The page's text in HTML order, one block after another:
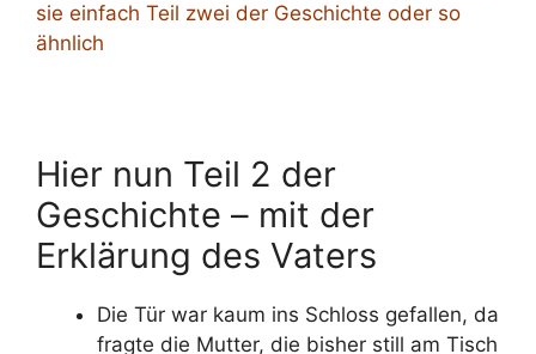
sie einfach Teil zwei der Geschichte oder so
ähnlich
Hier nun Teil 2 der
Geschichte – mit der
Erklärung des Vaters
Die Tür war kaum ins Schloss gefallen, da
fragte die Mutter, die bisher still am Tisch